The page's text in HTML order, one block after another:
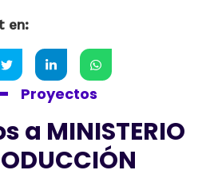
en:
Proyectos
a MINISTERIO